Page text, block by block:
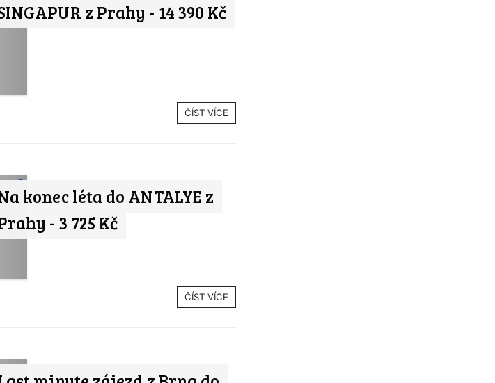
z Prahy - 14 390 Kč
ČÍST VÍCE
konec léta do ANTALYE z
- 3 725 Kč
ČÍST VÍCE